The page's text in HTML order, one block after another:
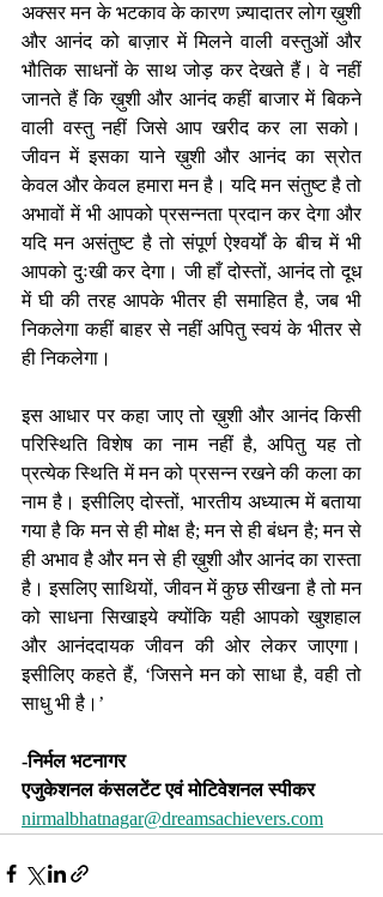
अक्सर मन के भटकाव के कारण ज़्यादातर लोग ख़ुशी
और आनंद को बाज़ार में मिलने वाली वस्तुओं और
भौतिक साधनों के साथ जोड़ कर देखते हैं। वे नहीं
जानते हैं कि ख़ुशी और आनंद कहीं बाजार में बिकने
वाली वस्तु नहीं जिसे आप खरीद कर ला सको।
जीवन में इसका याने ख़ुशी और आनंद का स्रोत
केवल और केवल हमारा मन है। यदि मन संतुष्ट है तो
अभावों में भी आपको प्रसन्नता प्रदान कर देगा और
यदि मन असंतुष्ट है तो संपूर्ण ऐश्वर्यों के बीच में भी
आपको दुःखी कर देगा। जी हाँ दोस्तों, आनंद तो दूध
में घी की तरह आपके भीतर ही समाहित है, जब भी
निकलेगा कहीं बाहर से नहीं अपितु स्वयं के भीतर से
ही निकलेगा।
इस आधार पर कहा जाए तो ख़ुशी और आनंद किसी
परिस्थिति विशेष का नाम नहीं है, अपितु यह तो
प्रत्येक स्थिति में मन को प्रसन्न रखने की कला का
नाम है। इसीलिए दोस्तों, भारतीय अध्यात्म में बताया
गया है कि मन से ही मोक्ष है; मन से ही बंधन है; मन से
ही अभाव है और मन से ही ख़ुशी और आनंद का रास्ता
है। इसलिए साथियों, जीवन में कुछ सीखना है तो मन
को साधना सिखाइये क्योंकि यही आपको खुशहाल
और आनंददायक जीवन की ओर लेकर जाएगा।
इसीलिए कहते हैं, ‘जिसने मन को साधा है, वही तो
साधु भी है।’
-निर्मल भटनागर
एजुकेशनल कंसलटेंट एवं मोटिवेशनल स्पीकर
nirmalbhatnagar@dreamsachievers.com